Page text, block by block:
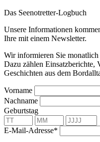
Das Seenotretter-Logbuch
Unsere Informationen
Ihre mit einem Newsletter.
Wir informieren Sie
Dazu zählen Einsatzberichte,
Geschichten aus dem
Vorname
Nachname
Geburtstag
E-Mail-Adresse*